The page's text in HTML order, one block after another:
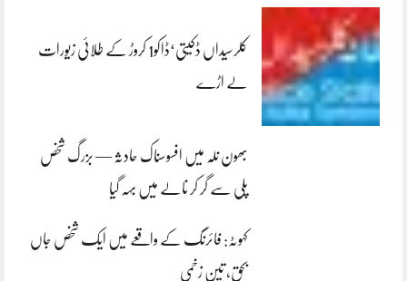
کلرسیداں ڈکیتی‘ڈاکو1 کروڑ کے طلائی زیورات
لے اڑے
بھون نلہ میں افسوسناک حادثہ — بزرگ شخص
پلی سے گر کر نالے میں بہہ گیا
کہوٹہ: فائرنگ کے واقعے میں ایک شخص جاں
بحق، تین زخمی